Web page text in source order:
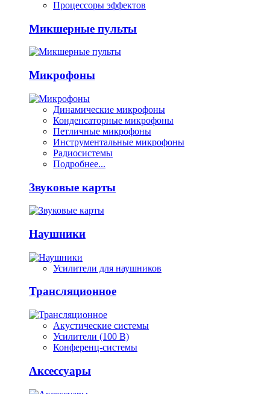
Процессоры эффектов
Микшерные пульты
Микрофоны
Динамические микрофоны
Конденсаторные микрофоны
Петличные микрофоны
Инструментальные микрофоны
Радиосистемы
Подробнее...
Звуковые карты
Наушники
Усилители для наушников
Трансляционное
Акустические системы
Усилители (100 В)
Конференц-системы
Аксессуары